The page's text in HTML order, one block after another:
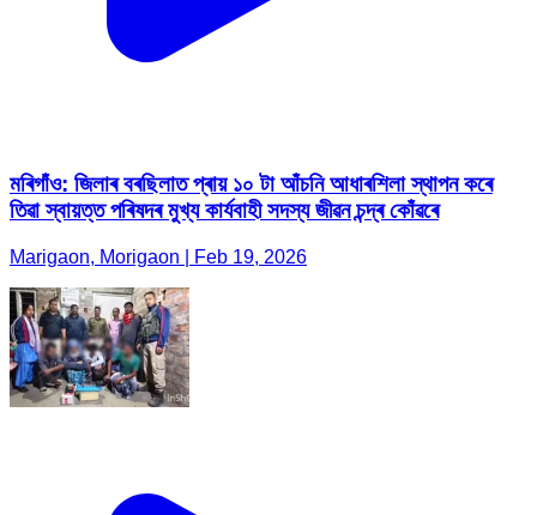
মৰিগাঁও: জিলাৰ বৰছিলাত প্ৰায় ১০ টা আঁচনি আধাৰশিলা স্থাপন কৰে
তিৱা স্বায়ত্ত পৰিষদৰ মুখ্য কাৰ্যবাহী সদস্য জীৱন চন্দ্ৰ কোঁৱৰে
Marigaon, Morigaon | Feb 19, 2026